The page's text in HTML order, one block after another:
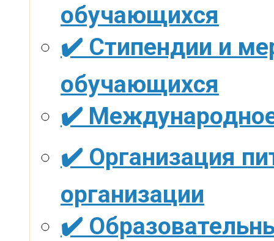
обучающихся
✔️ Стипендии и
обучающихся
✔️ Международное
✔️ Организация
организации
✔️